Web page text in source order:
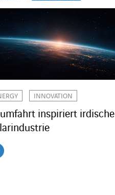
INNOVATION
inspiriert irdische